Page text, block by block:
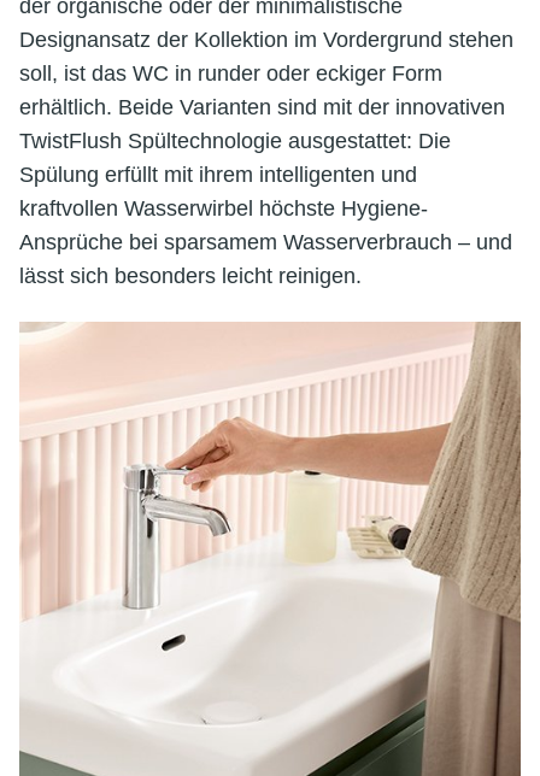
der organische oder der minimalistische
Designansatz der Kollektion im Vordergrund stehen
soll, ist das WC in runder oder eckiger Form
erhältlich. Beide Varianten sind mit der innovativen
TwistFlush Spültechnologie ausgestattet: Die
Spülung erfüllt mit ihrem intelligenten und
kraftvollen Wasserwirbel höchste Hygiene-
Ansprüche bei sparsamem Wasserverbrauch – und
lässt sich besonders leicht reinigen.